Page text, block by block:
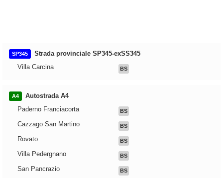
SP345
Strada provinciale SP345-exSS345
Villa Carcina
BS
A4
Autostrada A4
Paderno Franciacorta
BS
Cazzago San Martino BS
Rovato BS
Villa Pedergnano BS
San Pancrazio BS